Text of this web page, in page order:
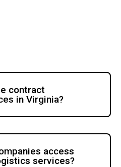
contract
in Virginia?
access
services?